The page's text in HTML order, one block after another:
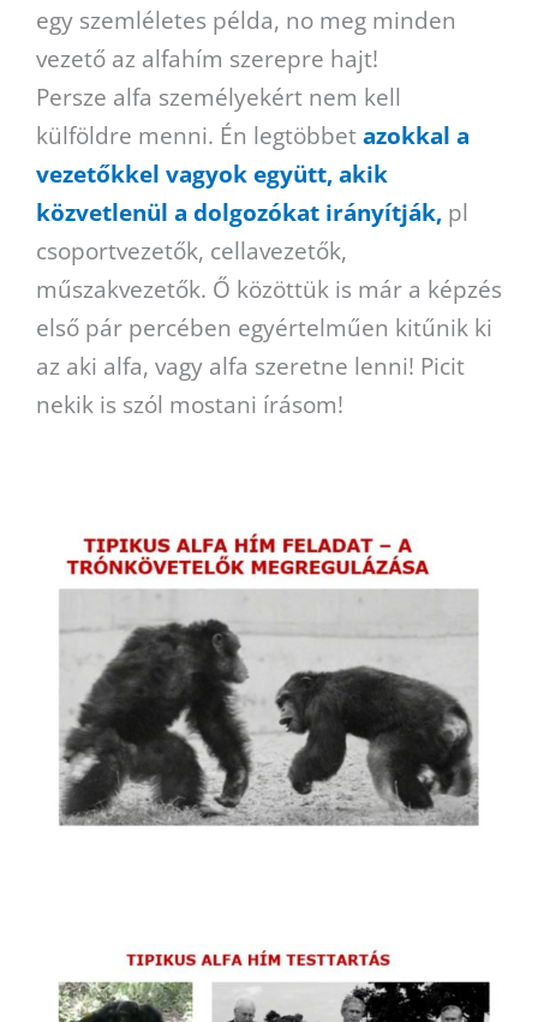
egy szemléletes példa, no meg minden
vezető az alfahím szerepre hajt!
Persze alfa személyekért nem kell
külföldre menni. Én legtöbbet azokkal a
vezetőkkel vagyok együtt, akik
közvetlenül a dolgozókat irányítják, pl
csoportvezetők, cellavezetők,
műszakvezetők. Ő közöttük is már a képzés
első pár percében egyértelműen kitűnik ki
az aki alfa, vagy alfa szeretne lenni! Picit
nekik is szól mostani írásom!